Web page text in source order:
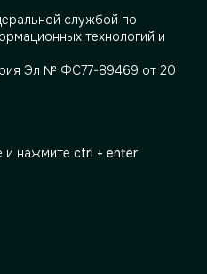
службой по
технологий и
Эл № ФС77-89469 от 20
и нажмите ctrl + enter